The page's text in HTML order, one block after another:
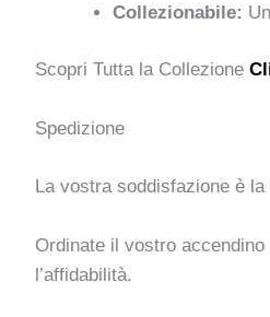
Collezionabile:
Scopri Tutta la Collezione
Spedizione
La vostra soddisfazione è
Ordinate il vostro
l’affidabilità.